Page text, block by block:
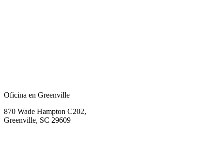
Oficina en Greenville
870 Wade Hampton C202,
Greenville, SC 29609